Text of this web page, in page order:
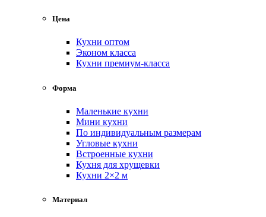
Цена
Кухни оптом
Эконом класса
Кухни премиум-класса
Форма
Маленькие кухни
Мини кухни
По индивидуальным размерам
Угловые кухни
Встроенные кухни
Кухня для хрущевки
Кухни 2×2 м
Материал